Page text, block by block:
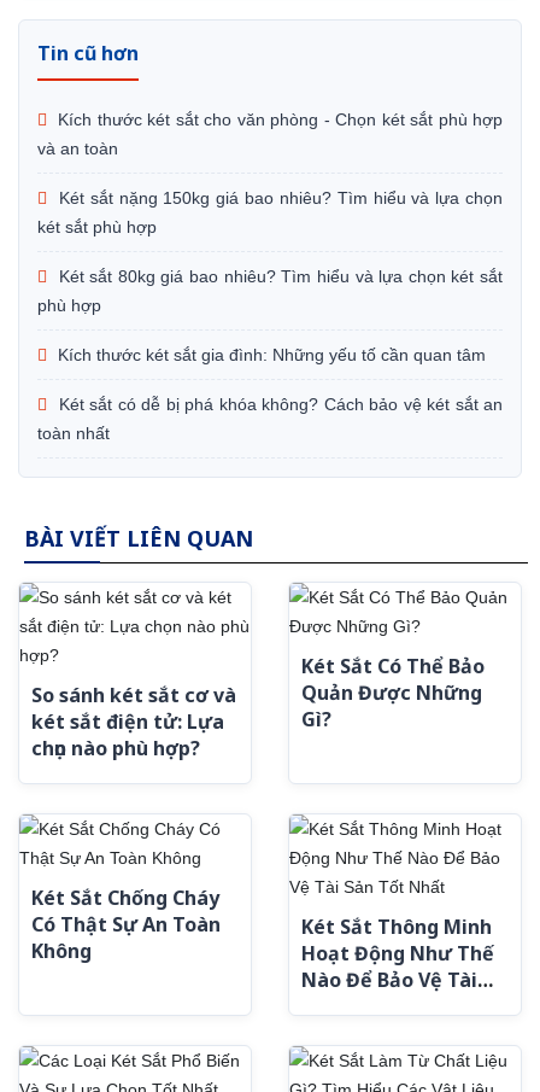
Tin cũ hơn
Kích thước két sắt cho văn phòng - Chọn két sắt phù hợp
và an toàn
Két sắt nặng 150kg giá bao nhiêu? Tìm hiểu và lựa chọn
két sắt phù hợp
Két sắt 80kg giá bao nhiêu? Tìm hiểu và lựa chọn két sắt
phù hợp
Kích thước két sắt gia đình: Những yếu tố cần quan tâm
Két sắt có dễ bị phá khóa không? Cách bảo vệ két sắt an
toàn nhất
BÀI VIẾT LIÊN QUAN
So sánh két sắt cơ và
két sắt điện tử: Lựa
chọn nào phù hợp?
Két Sắt Có Thể Bảo
Quản Được Những
Gì?
Két Sắt Chống Cháy
Có Thật Sự An Toàn
Không
Két Sắt Thông Minh
Hoạt Động Như Thế
Nào Để Bảo Vệ Tài